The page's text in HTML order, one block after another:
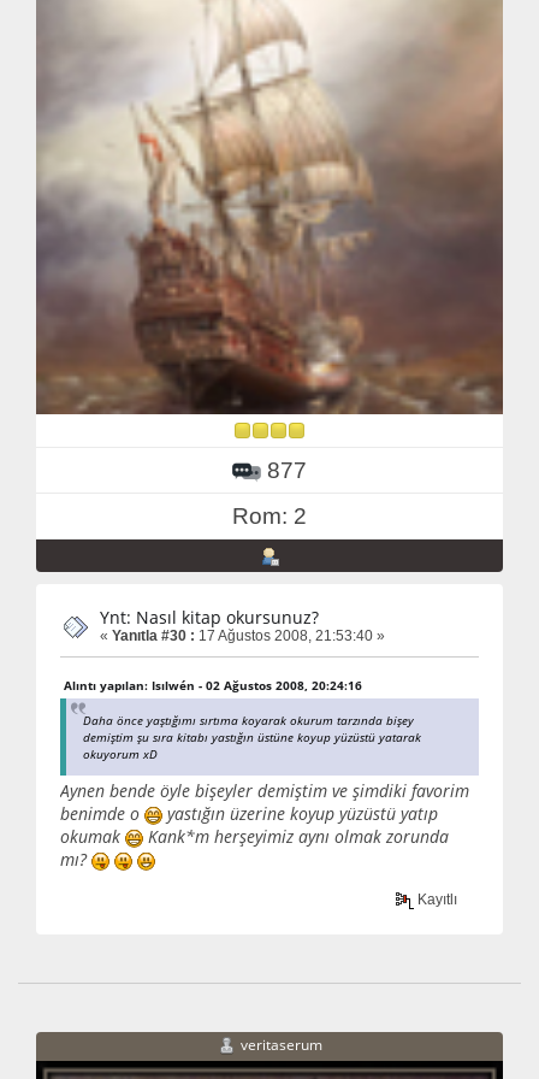
877
Rom: 2
Ynt: Nasıl kitap okursunuz?
« Yanıtla #30 : 17 Ağustos 2008, 21:53:40 »
Alıntı yapılan: Isılwén - 02 Ağustos 2008, 20:24:16
Daha önce yaştığımı sırtıma koyarak okurum tarzında bişey
demiştim şu sıra kitabı yastığın üstüne koyup yüzüstü yatarak
okuyorum xD
Aynen bende öyle bişeyler demiştim ve şimdiki favorim
benimde o
yastığın üzerine koyup yüzüstü yatıp
okumak
Kank*m herşeyimiz aynı olmak zorunda
mı?
Kayıtlı
veritaserum